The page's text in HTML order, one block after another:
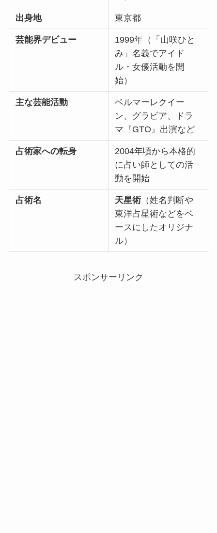
出身地 東京都
芸能界デビュー
1999年（「山咲ひと
み」名義でアイド
ル・女優活動を開
始）
主な芸能活動
ベルマーレクイー
ン、グラビア、ドラ
マ『GTO』出演など
占術家への転身
2004年頃から本格的
に占い師としての活
動を開始
占術名 天星術 （姓名判断や
東洋占星術などをベ
ースにしたオリジナ
ル）
スポンサーリンク